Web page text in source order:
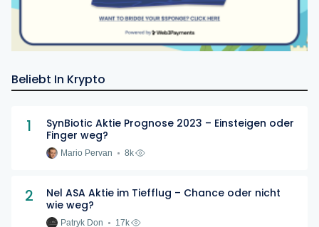
Beliebt In Krypto
1
SynBiotic Aktie Prognose 2023 – Einsteigen oder
Finger weg?
Mario Pervan 8k
2
Nel ASA Aktie im Tiefflug – Chance oder nicht
wie weg?
Patryk Don 17k